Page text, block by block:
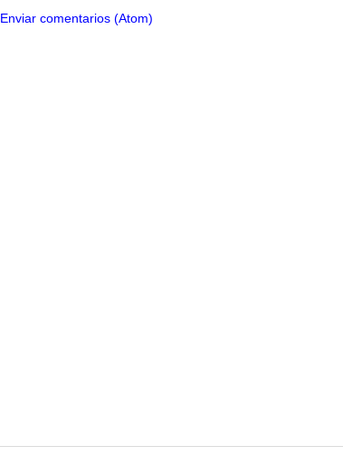
Enviar comentarios (Atom)